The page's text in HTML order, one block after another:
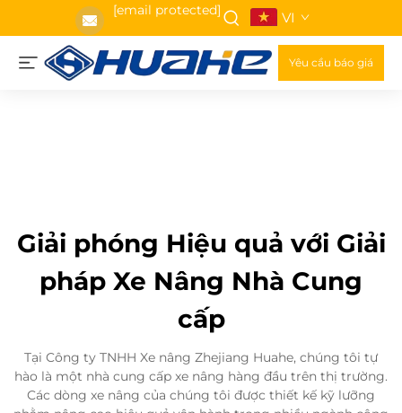
[email protected] VI
Yêu cầu báo giá
Giải phóng Hiệu quả với Giải
pháp Xe Nâng Nhà Cung
cấp
Tại Công ty TNHH Xe nâng Zhejiang Huahe, chúng tôi tự
hào là một nhà cung cấp xe nâng hàng đầu trên thị trường.
Các dòng xe nâng của chúng tôi được thiết kế kỹ lưỡng